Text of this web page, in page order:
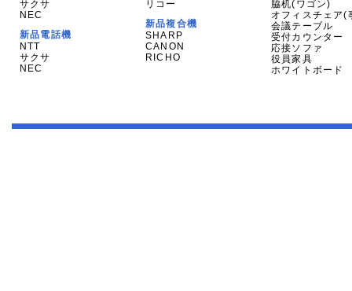
サクサ
NEC
新品電話機
NTT
サクサ
NEC
リコー
新品複合機
SHARP
CANON
RICHO
脇机(ワゴン)
オフィスチェア(
会議テーブル
受付カウンター
応接ソファ
役員家具
ホワイトボード